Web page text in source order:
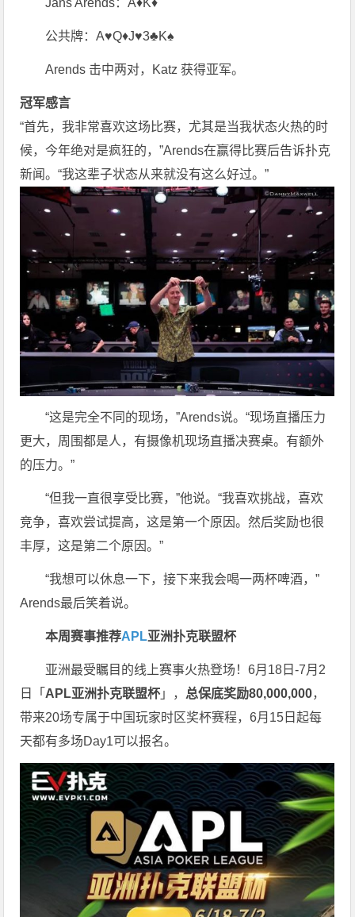
Jans Arends：A♦K♦
公共牌：A♥Q♦J♥3♣K♠
Arends 击中两对，Katz 获得亚军。
冠军感言
“首先，我非常喜欢这场比赛，尤其是当我状态火热的时
候，今年绝对是疯狂的，”Arends在赢得比赛后告诉扑克
新闻。“我这辈子状态从来就没有这么好过。”
“这是完全不同的现场，”Arends说。“现场直播压力
更大，周围都是人，有摄像机现场直播决赛桌。有额外
的压力。”
“但我一直很享受比赛，”他说。“我喜欢挑战，喜欢
竞争，喜欢尝试提高，这是第一个原因。然后奖励也很
丰厚，这是第二个原因。”
“我想可以休息一下，接下来我会喝一两杯啤酒，”
Arends最后笑着说。
本周赛事推荐APL亚洲扑克联盟杯
亚洲最受瞩目的线上赛事火热登场！6月18日-7月2
日「APL亚洲扑克联盟杯 」， 总保底奖励80,000,000，
带来20场专属于中国玩家时区奖杯赛程，6月15日起每
天都有多场Day1可以报名。